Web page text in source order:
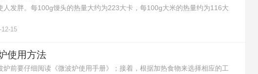
人发胖。每100g馒头的热量大约为223大卡，每100g大米的热量约为116大
12-15
使用方法
炉前要仔细阅读《微波炉使用手册》；接着，根据加热食物来选择相应的工